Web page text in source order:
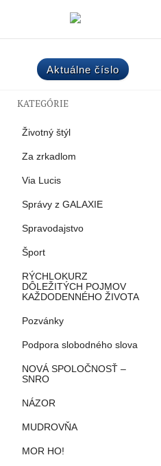
Aktuálne číslo
KATEGÓRIE
Životný štýl
Za zrkadlom
Via Lucis
Správy z GALAXIE
Spravodajstvo
Šport
RÝCHLOKURZ
DÔLEŽITÝCH POJMOV
KAŽDODENNÉHO ŽIVOTA
Pozvánky
Podpora slobodného slova
NOVÁ SPOLOČNOSŤ –
SNRO
NÁZOR
MUDROVŇA
MOR HO!